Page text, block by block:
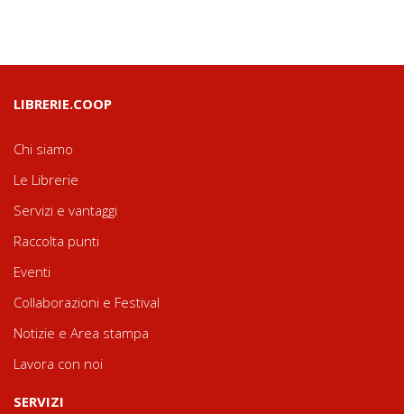
LIBRERIE.COOP
Chi siamo
Le Librerie
Servizi e vantaggi
Raccolta punti
Eventi
Collaborazioni e Festival
Notizie e Area stampa
Lavora con noi
SERVIZI